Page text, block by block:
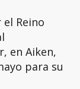
Reino
en Aiken,
para su